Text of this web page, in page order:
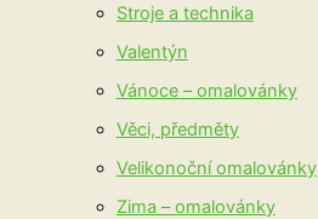
Stroje a technika
Valentýn
Vánoce – omalovánky
Věci, předměty
Velikonoční omalovánky
Zima – omalovánky